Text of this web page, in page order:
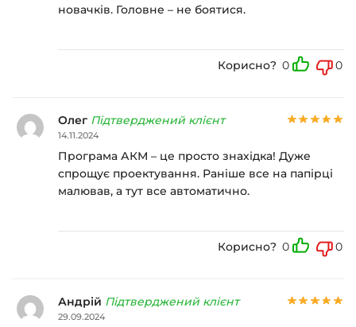
новачків. Головне – не боятися.
Корисно? 0 0
Олег Підтверджений клієнт
14.11.2024
Програма АКМ – це просто знахідка! Дуже
спрощує проектування. Раніше все на папірці
малював, а тут все автоматично.
Корисно? 0 0
Андрій Підтверджений клієнт
29.09.2024